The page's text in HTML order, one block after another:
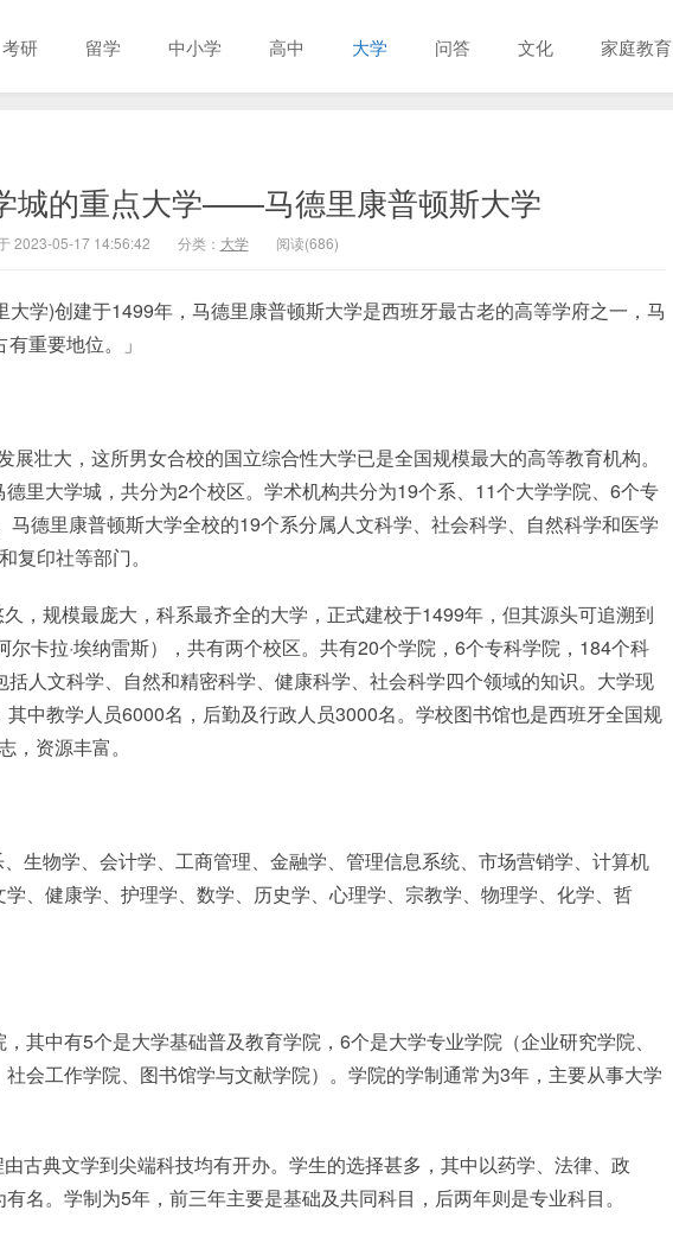
考研 留学 中小学 高中 大学 问答 文化 家庭教育
城的重点大学——马德里康普顿斯大学
2023-05-17 14:56:42 分类： 大学 阅读(686)
大学)创建于1499年，马德里康普顿斯大学是西班牙最古老的高等学府之一，马
重要地位。」
壮大，这所男女合校的国立综合性大学已是全国规模最大的高等教育机构。
里大学城，共分为2个校区。学术机构共分为19个系、11个大学学院、6个专
德里康普顿斯大学全校的19个系分属人文科学、社会科学、自然科学和医学
复印社等部门。
，规模最庞大，科系最齐全的大学，正式建校于1499年，但其源头可追溯到
卡拉·埃纳雷斯），共有两个校区。共有20个学院，6个专科学院，184个科
人文科学、自然和精密科学、健康科学、社会科学四个领域的知识。大学现
中教学人员6000名，后勤及行政人员3000名。学校图书馆也是西班牙全国规
资源丰富。
生物学、会计学、工商管理、金融学、管理信息系统、市场营销学、计算机
、健康学、护理学、数学、历史学、心理学、宗教学、物理学、化学、哲
其中有5个是大学基础普及教育学院，6个是大学专业学院（企业研究学院、
会工作学院、图书馆学与文献学院）。学院的学制通常为3年，主要从事大学
古典文学到尖端科技均有开办。学生的选择甚多，其中以药学、法律、政
名。学制为5年，前三年主要是基础及共同科目，后两年则是专业科目。